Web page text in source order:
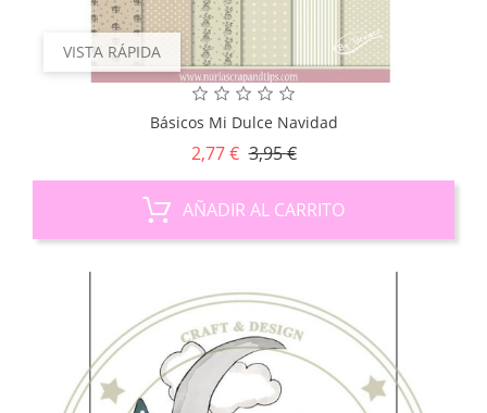
VISTA RÁPIDA
Básicos Mi Dulce Navidad
2,77 € Precio
3,95 €Precio
AÑADIR AL CARRITO